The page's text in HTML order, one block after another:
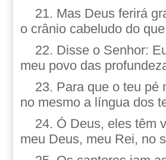
21. Mas Deus ferirá
o crânio cabeludo do
22. Disse o Senhor:
meu povo das
23. Para que o teu pé
no mesmo a língua dos
24. Ó Deus, eles têm
meu Deus, meu Rei, no